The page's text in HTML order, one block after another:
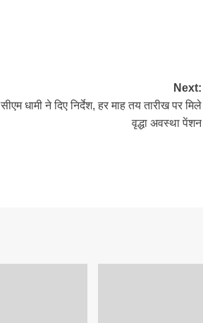
Next:
सीएम धामी ने दिए निर्देश, हर माह तय तारीख पर मिले
वृद्धा अवस्था पेंशन